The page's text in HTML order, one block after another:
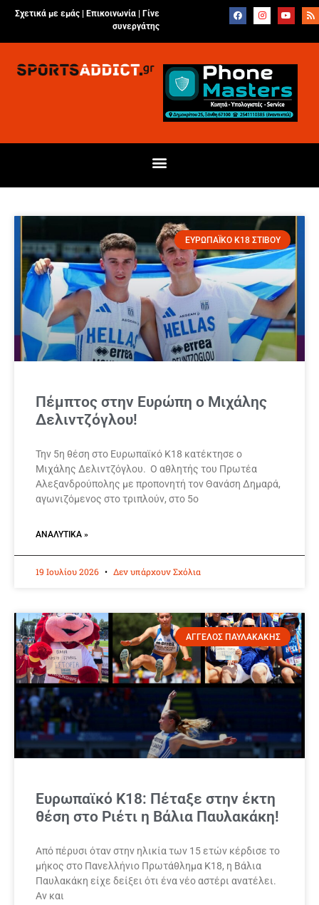
Σχετικά με εμάς | Επικοινωνία
Γίνε
συνεργάτης
ΕΥΡΩΠΑΪΚΟ Κ18 ΣΤΙΒΟΥ
Πέμπτος στην Ευρώπη ο Μιχάλης
Δελιντζόγλου!
Την 5η θέση στο Ευρωπαϊκό Κ18 κατέκτησε ο
Μιχάλης Δελιντζόγλου. Ο αθλητής του Πρωτέα
Αλεξανδρούπολης με προπονητή τον Θανάση Δημαρά,
αγωνιζόμενος στο τριπλούν, στο 5ο
ΑΝΑΛΥΤΙΚΆ »
19 Ιουλίου 2026 Δεν υπάρχουν Σχόλια
ΑΓΓΕΛΟΣ ΠΑΥΛΑΚΑΚΗΣ
Ευρωπαϊκό Κ18: Πέταξε στην έκτη
θέση στο Ριέτι η Βάλια Παυλακάκη!
Από πέρυσι όταν στην ηλικία των 15 ετών κέρδισε το
μήκος στο Πανελλήνιο Πρωτάθλημα Κ18, η Βάλια
Παυλακάκη είχε δείξει ότι ένα νέο αστέρι ανατέλει.
Αν και